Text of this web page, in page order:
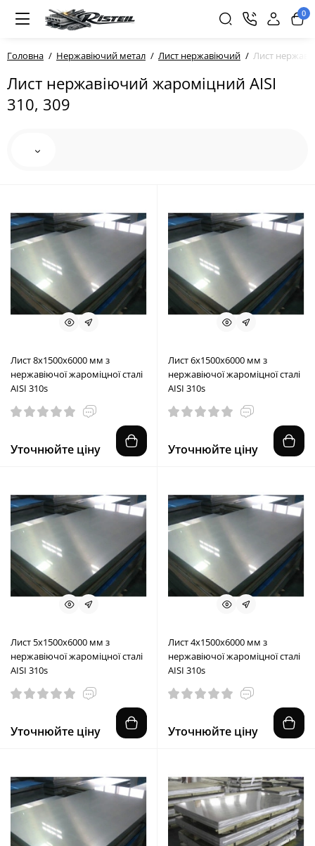
0
Головна Нержавіючий метал Лист нержавіючий Лист
Лист нержавіючий жароміцний AISI
310, 309
Лист 8х1500х6000 мм з
нержавіючої жароміцної сталі
AISI 310s
Уточнюйте ціну
Лист 6х1500х6000 мм з
нержавіючої жароміцної сталі
AISI 310s
Уточнюйте ціну
Лист 5х1500х6000 мм з
нержавіючої жароміцної сталі
AISI 310s
Уточнюйте ціну
Лист 4х1500х6000 мм з
нержавіючої жароміцної сталі
AISI 310s
Уточнюйте ціну